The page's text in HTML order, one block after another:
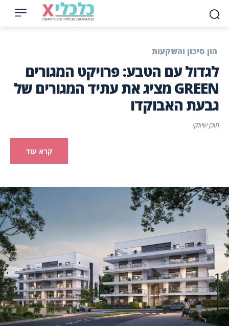
הון סיכון והשקעות
לגדול עם הטבע: פרויקט המגורים
GREEN מציג את עתיד המגורים של
גבעת האבוקדו
תוכן שיווקי
קרא עוד